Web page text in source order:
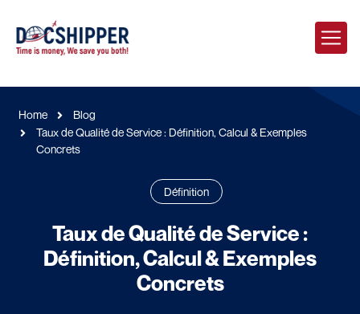
Home
Blog
Taux de Qualité de Service : Définition, Calcul & Exemples
Concrets
Définition
Taux de Qualité de Service :
Définition, Calcul & Exemples
Concrets